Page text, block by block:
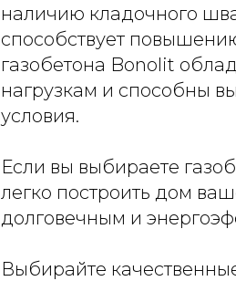
наличию кладочного
способствует
газобетона Bonolit
нагрузкам и способны
условия.
Если вы выбираете
легко построить дом
долговечным и
Выбирайте